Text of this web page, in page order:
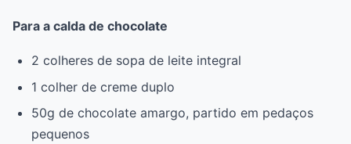
Para a calda de chocolate
2 colheres de sopa de leite integral
1 colher de creme duplo
50g de chocolate amargo, partido em pedaços
pequenos